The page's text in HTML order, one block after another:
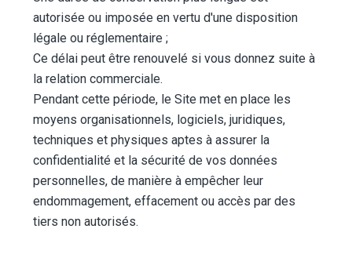
autorisée ou imposée en vertu d'une disposition
légale ou réglementaire ;
Ce délai peut être renouvelé si vous donnez suite à
la relation commerciale.
Pendant cette période, le Site met en place les
moyens organisationnels, logiciels, juridiques,
techniques et physiques aptes à assurer la
confidentialité et la sécurité de vos données
personnelles, de manière à empêcher leur
endommagement, effacement ou accès par des
tiers non autorisés.